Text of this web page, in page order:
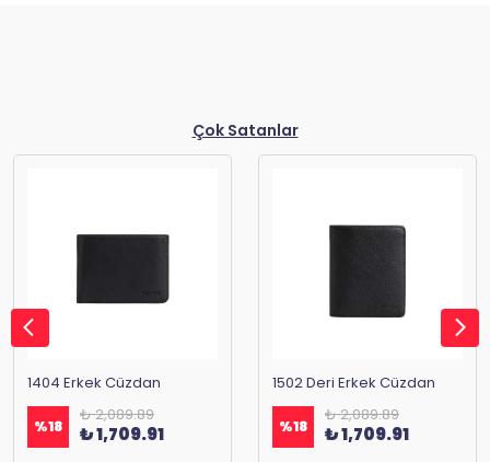
Çok Satanlar
1404 Erkek Cüzdan
%18
₺ 2,089.89
₺ 1,709.91
1502 Deri Erkek Cüzdan
%18
₺ 2,089.89
₺ 1,709.91